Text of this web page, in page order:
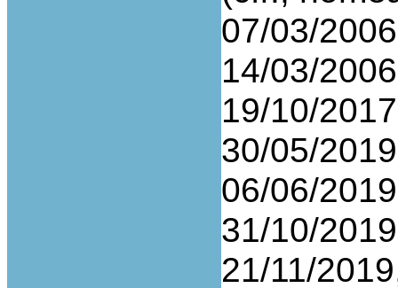
07/03/
14/03/
19/10/
30/05/
06/06/
31/10/
21/11/